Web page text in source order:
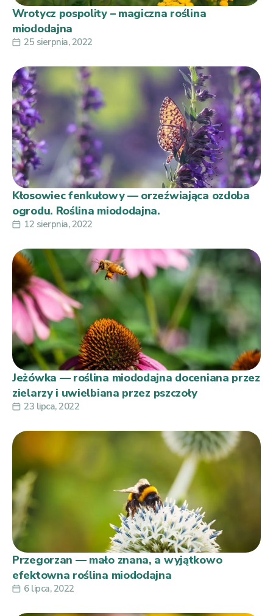
Wrotycz pospolity – magiczna roślina
miododajna
25 sierpnia, 2022
Kłosowiec fenkułowy — orzeźwiająca ozdoba
ogrodu. Roślina miododajna.
12 sierpnia, 2022
Jeżówka — roślina miododajna doceniana przez
zielarzy i uwielbiana przez pszczoły
23 lipca, 2022
Przegorzan — mało znana, a wyjątkowo
efektowna roślina miododajna
6 lipca, 2022